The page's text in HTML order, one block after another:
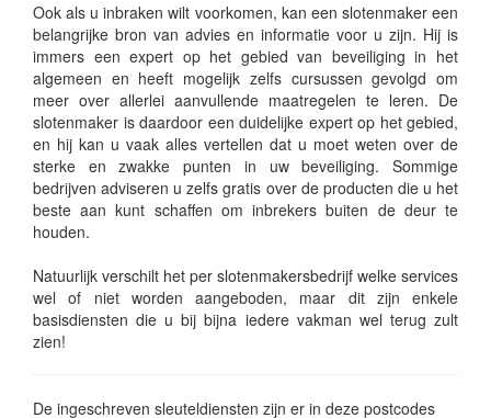
Ook als u inbraken wilt voorkomen, kan een slotenmaker een
belangrijke bron van advies en informatie voor u zijn. Hij is
immers een expert op het gebied van beveiliging in het
algemeen en heeft mogelijk zelfs cursussen gevolgd om
meer over allerlei aanvullende maatregelen te leren. De
slotenmaker is daardoor een duidelijke expert op het gebied,
en hij kan u vaak alles vertellen dat u moet weten over de
sterke en zwakke punten in uw beveiliging. Sommige
bedrijven adviseren u zelfs gratis over de producten die u het
beste aan kunt schaffen om inbrekers buiten de deur te
houden.
Natuurlijk verschilt het per slotenmakersbedrijf welke services
wel of niet worden aangeboden, maar dit zijn enkele
basisdiensten die u bij bijna iedere vakman wel terug zult
zien!
De ingeschreven sleuteldiensten zijn er in deze postcodes